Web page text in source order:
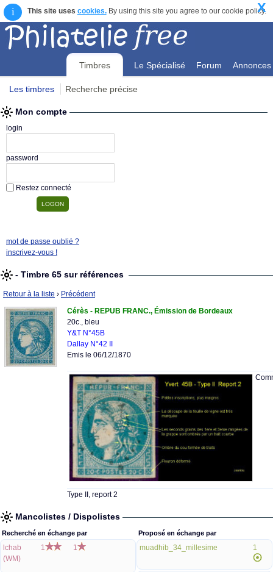
i This site uses cookies.By using this site you agree to our cookie policy.
X
Timbres Le Spécialisé Forum Annonces
Les timbres Recherche précise
Mon compte
login
password
Restez connecté
mot de passe oublié ?
inscrivez-vous !
- Timbre 65 sur références
Retour à la liste › Précédent
Cérès - REPUB FRANC., Émission de Bordeaux
20c., bleu
Y&T N°45B
Dallay N°42 II
Emis le 06/12/1870
Type II, report 2
Mancolistes / Dispolistes
Recherché en échange par
lchab
(WM)
1 1
Proposé en échange par
muadhib_34_millesime 1